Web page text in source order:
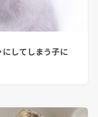
してしまう子に